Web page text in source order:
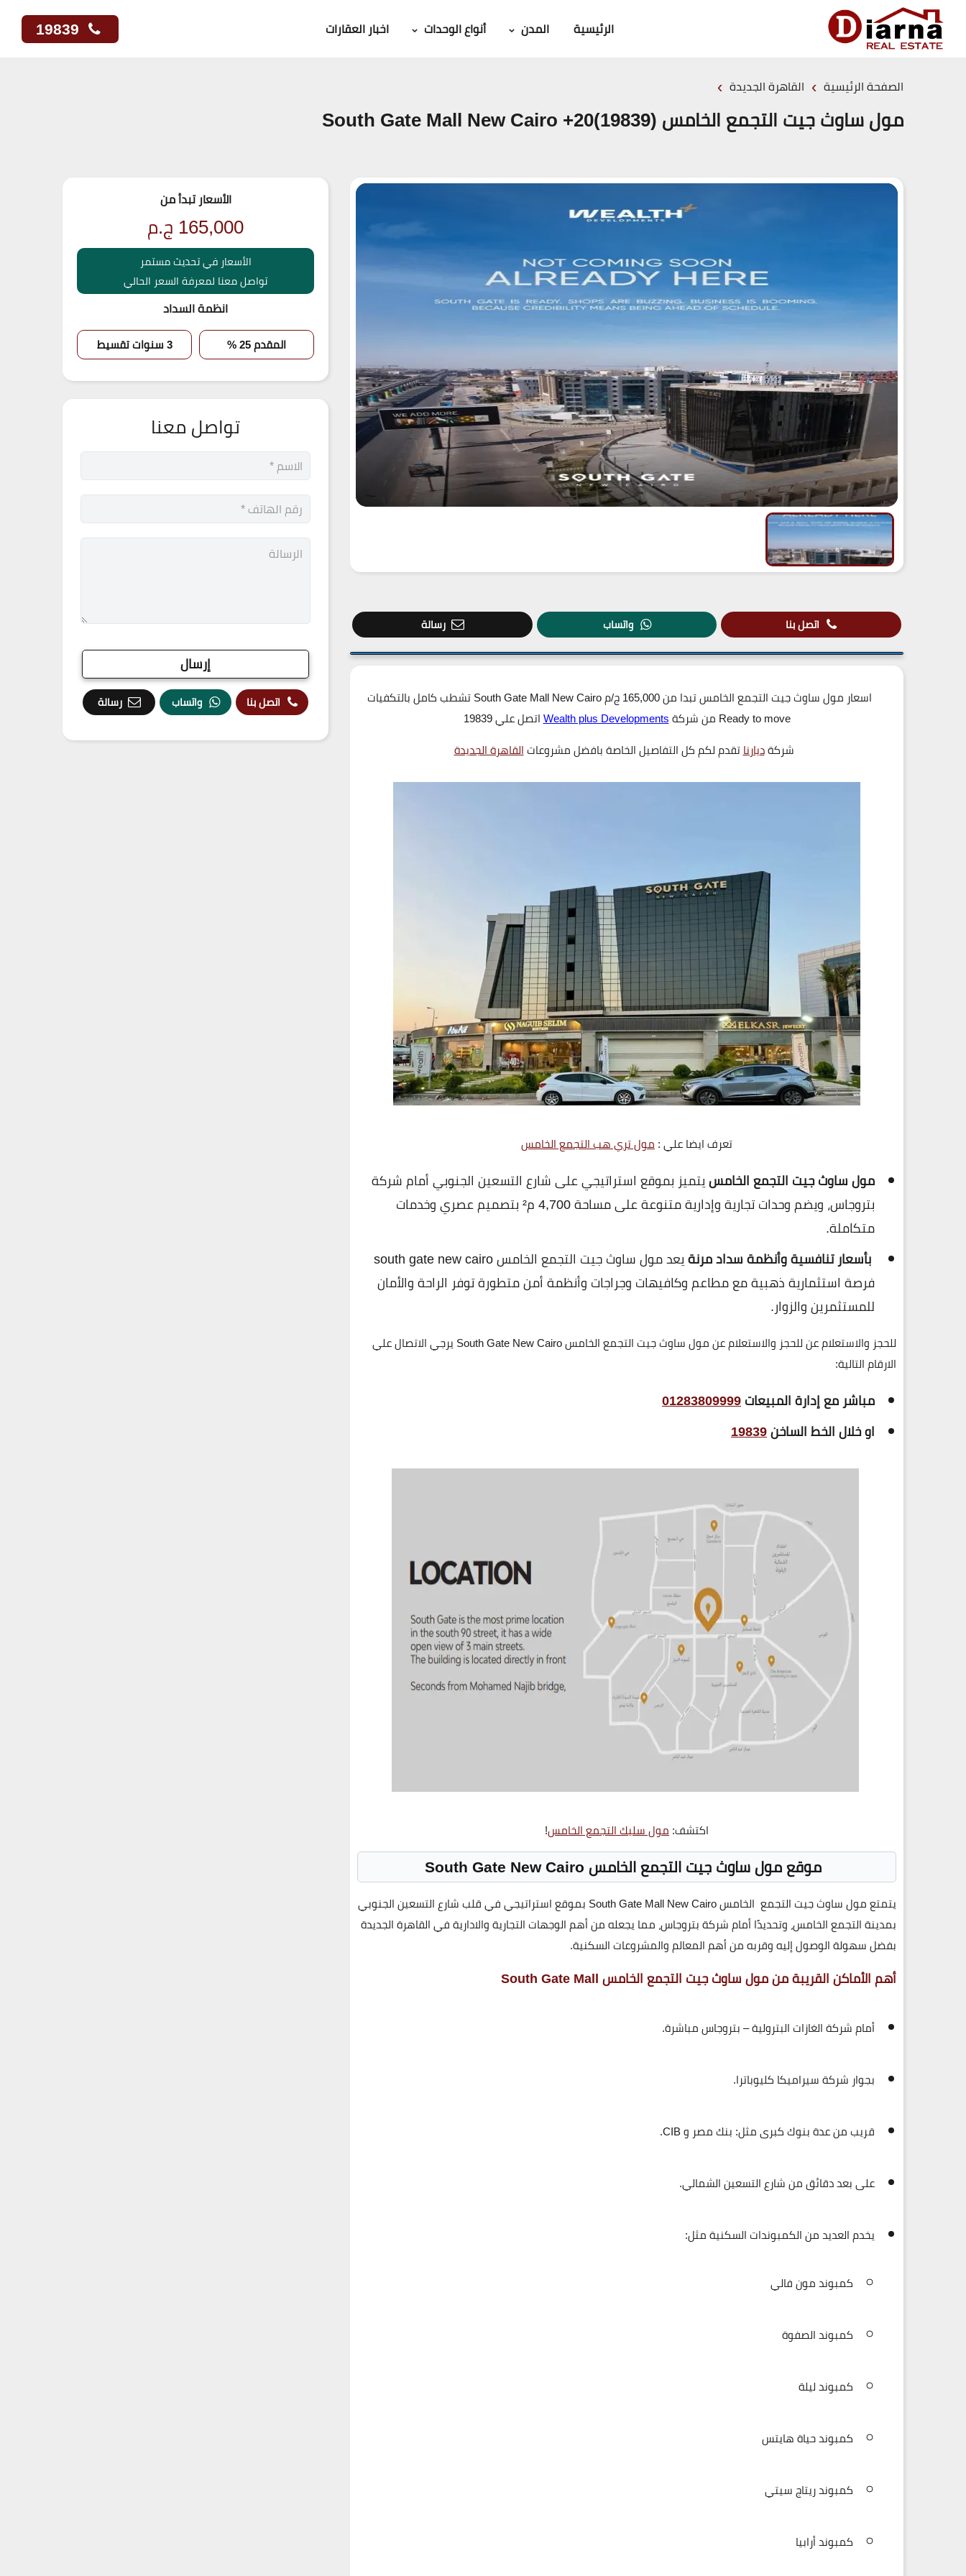
الرئيسية المدن أنواع الوحدات اخبار العقارات
الصفحة الرئيسية › القاهرة الجديدة ›
مول ساوث جيت التجمع الخامس (19839)20+ South Gate Mall New Cairo
اتصل بنا واتساب رسالة
اسعار مول ساوث جيت التجمع الخامس تبدا من 165,000 ج/م South Gate Mall New Cairo تشطب كامل بالتكفيات
Ready to move من شركة
Wealth plus Developmentsاتصل علي 19839
شركةديارناتقدم لكم كل التفاصيل الخاصة بافضل مشروعاتالقاهرة الجديدة
تعرف ايضا علي :مول تري هب التجمع الخامس
مول ساوث جيت التجمع الخامسيتميز بموقع استراتيجي على شارع التسعين الجنوبي أمام شركة
بتروجاس، ويضم وحدات تجارية وإدارية متنوعة على مساحة 4,700 م² بتصميم عصري وخدمات
متكاملة.
بأسعار تنافسية وأنظمة سداد مرنة
يعد مول ساوث جيت التجمع الخامس south gate new cairo
فرصة استثمارية ذهبية مع مطاعم وكافيهات وجراجات وأنظمة أمن متطورة توفر الراحة والأمان
للمستثمرين والزوار.
للحجز والاستعلام عن للحجز والاستعلام عن مول ساوث جيت التجمع الخامس South Gate New Cairo
يرجي الاتصال علي
الارقام التالية:
مباشر مع إدارة المبيعات01283809999
او خلال الخط الساخن19839
اكتشف:مول سليك التجمع الخامس!
موقع مول ساوث جيت التجمع الخامسSouth Gate New Cairo
يتمتعمول ساوث جيت التجمع الخامس South Gate Mall New Cairo بموقع استراتيجي في قلبشارع التسعين الجنوبي
بمدينة التجمع الخامس، وتحديدًا أمام شركةبتروجاس، مما يجعله من أهم الوجهات التجارية والادارية في القاهرة الجديدة
بفضل سهولة الوصول إليه وقربه من أهم المعالم والمشروعات السكنية.
أهم الأماكن القريبة من مول ساوث جيت التجمع الخامس South Gate Mall
أمامشركة الغازات البترولية – بتروجاسمباشرة.
بجوار شركة سيراميكا كليوباترا.
قريب من عدة بنوك كبرى مثل: بنك مصر وCIB
.
على بعد دقائق منشارع التسعين الشمالي.
يخدم العديد من الكمبوندات السكنية مثل:
كمبوند مون فالي
كمبوند الصفوة
كمبوند ليلة
كمبوند حياة هايتس
كمبوند ريتاج سيتي
كمبوند أرابيا
الأسعار تبدأ من
165,000 ج.م
الأسعار في تحديث مستمر
تواصل معنا لمعرفة السعر الحالي
انظمة السداد
المقدم 25 % 3 سنوات تقسيط
تواصل معنا
اتصل بنا واتساب رسالة